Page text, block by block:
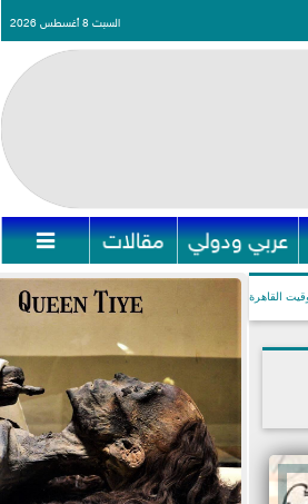
السبت 8 أغسطس 2026
عربي ودولي مقالات 
القاهرة